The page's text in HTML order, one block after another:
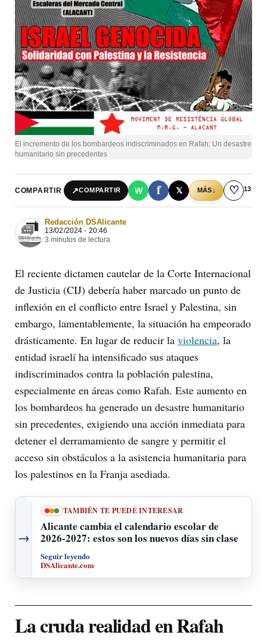
El incremento de los bombardeos indiscriminados en Rafah: Un desastre
humanitario sin precedentes
COMPARTIR ↗COMPARTIR W f 𝕏 MÁS↓ ♡ 13
Redacción DSAlicante
13/02/2024 - 20:46
3 minutos de lectura
El reciente dictamen cautelar de la Corte Internacional
de Justicia (CIJ) debería haber marcado un punto de
inflexión en el conflicto entre Israel y Palestina, sin
embargo, lamentablemente, la situación ha empeorado
drásticamente. En lugar de reducir la violencia, la
entidad israelí ha intensificado sus ataques
indiscriminados contra la población palestina,
especialmente en áreas como Rafah. Este aumento en
los bombardeos ha generado un desastre humanitario
sin precedentes, exigiendo una acción inmediata para
detener el derramamiento de sangre y permitir el
acceso sin obstáculos a la asistencia humanitaria para
los palestinos en la Franja asediada.
→
TAMBIÉN TE PUEDE INTERESAR
Alicante cambia el calendario escolar de
2026-2027: estos son los nuevos días sin clase
Seguir leyendo
DSAlicante.com
La cruda realidad en Rafah